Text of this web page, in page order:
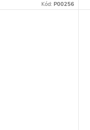
Kód:P00256